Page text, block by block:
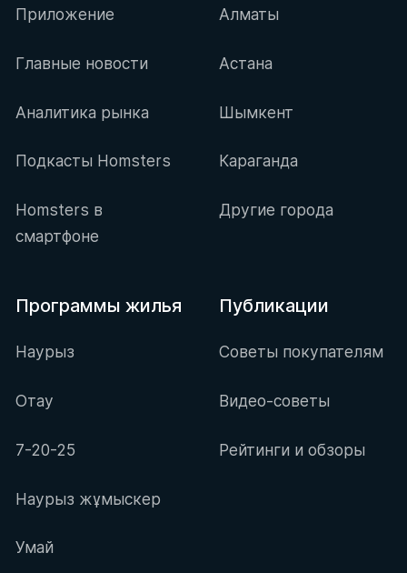
Приложение
Главные новости
Аналитика рынка
Подкасты Homsters
Homsters в
смартфоне
Алматы
Астана
Шымкент
Караганда
Другие города
Программы жилья
Наурыз
Отау
7-20-25
Наурыз жұмыскер
Умай
Публикации
Советы покупателям
Видео-советы
Рейтинги и обзоры